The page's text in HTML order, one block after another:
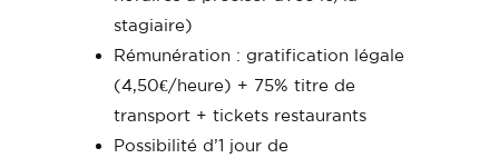
stagiaire)
Rémunération : gratification légale
(4,50€/heure) + 75% titre de
transport + tickets restaurants
Possibilité d’1 jour de